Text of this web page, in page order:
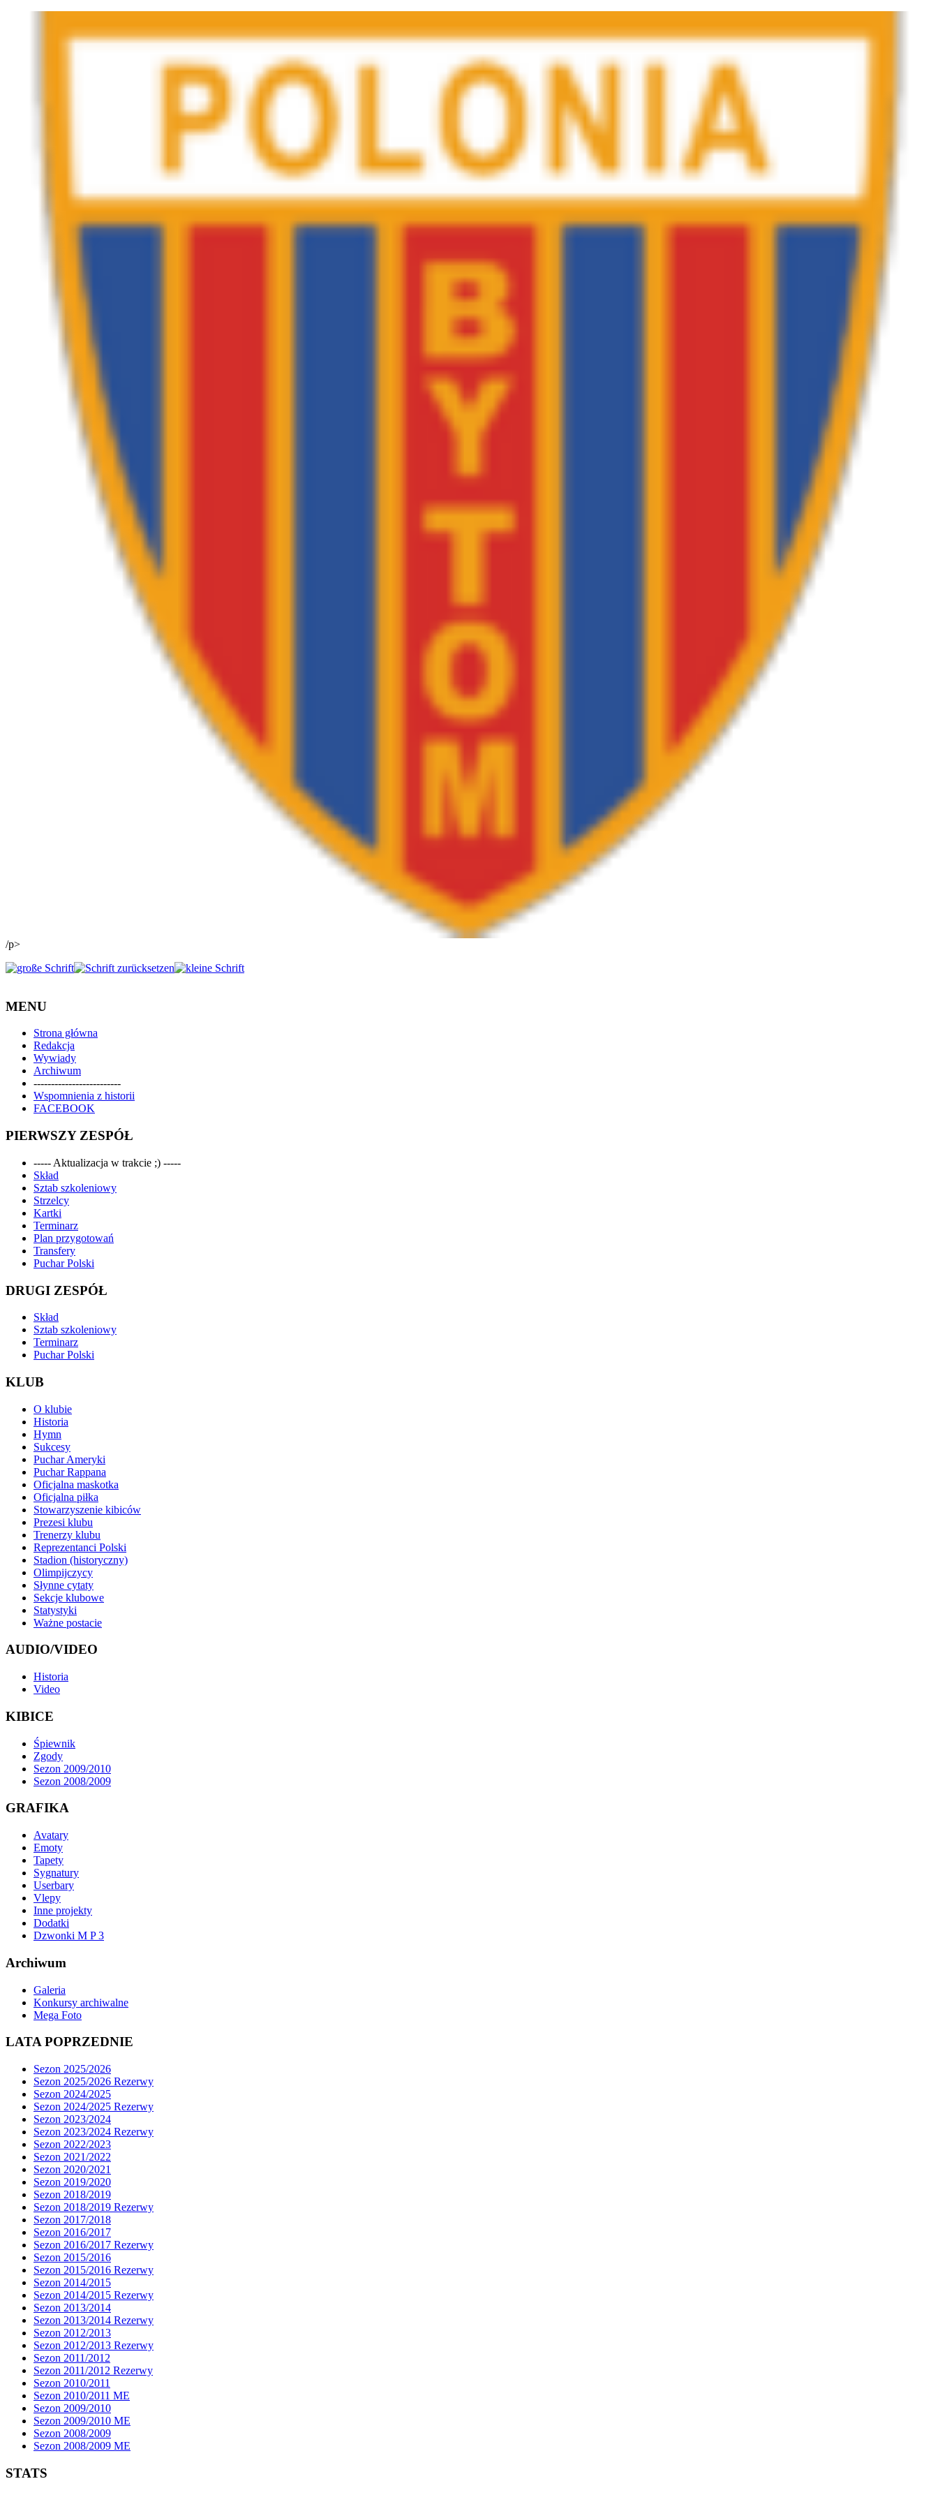
/p>
MENU
Strona główna
Redakcja
Wywiady
Archiwum
-------------------------
Wspomnienia z historii
FACEBOOK
PIERWSZY ZESPÓŁ
----- Aktualizacja w trakcie ;) -----
Skład
Sztab szkoleniowy
Strzelcy
Kartki
Terminarz
Plan przygotowań
Transfery
Puchar Polski
DRUGI ZESPÓŁ
Skład
Sztab szkoleniowy
Terminarz
Puchar Polski
KLUB
O klubie
Historia
Hymn
Sukcesy
Puchar Ameryki
Puchar Rappana
Oficjalna maskotka
Oficjalna piłka
Stowarzyszenie kibiców
Prezesi klubu
Trenerzy klubu
Reprezentanci Polski
Stadion (historyczny)
Olimpijczycy
Słynne cytaty
Sekcje klubowe
Statystyki
Ważne postacie
AUDIO/VIDEO
Historia
Video
KIBICE
Śpiewnik
Zgody
Sezon 2009/2010
Sezon 2008/2009
GRAFIKA
Avatary
Emoty
Tapety
Sygnatury
Userbary
Vlepy
Inne projekty
Dodatki
Dzwonki M P 3
Archiwum
Galeria
Konkursy archiwalne
Mega Foto
LATA POPRZEDNIE
Sezon 2025/2026
Sezon 2025/2026 Rezerwy
Sezon 2024/2025
Sezon 2024/2025 Rezerwy
Sezon 2023/2024
Sezon 2023/2024 Rezerwy
Sezon 2022/2023
Sezon 2021/2022
Sezon 2020/2021
Sezon 2019/2020
Sezon 2018/2019
Sezon 2018/2019 Rezerwy
Sezon 2017/2018
Sezon 2016/2017
Sezon 2016/2017 Rezerwy
Sezon 2015/2016
Sezon 2015/2016 Rezerwy
Sezon 2014/2015
Sezon 2014/2015 Rezerwy
Sezon 2013/2014
Sezon 2013/2014 Rezerwy
Sezon 2012/2013
Sezon 2012/2013 Rezerwy
Sezon 2011/2012
Sezon 2011/2012 Rezerwy
Sezon 2010/2011
Sezon 2010/2011 ME
Sezon 2009/2010
Sezon 2009/2010 ME
Sezon 2008/2009
Sezon 2008/2009 ME
STATS